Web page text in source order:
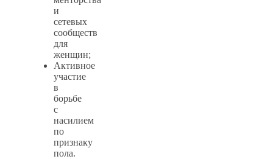
и
сетевых
сообществ
для
женщин;
Активное
участие
в
борьбе
с
насилием
по
признаку
пола.